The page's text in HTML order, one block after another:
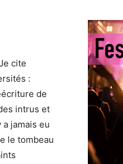
cite
:
de
intrus et
a jamais eu
le tombeau